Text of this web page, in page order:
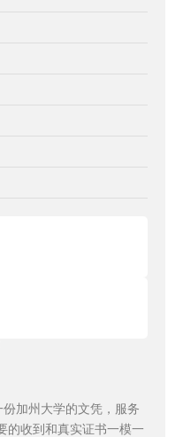
加州大学的文凭，服务
的收到和真实证书一模一